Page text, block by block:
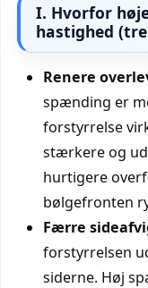
I. Hvorfor
hastighed
Renere
spænding er
forstyrrelse
stærkere og
hurtigere
bølgefronten
Færre
forstyrrelsen
siderne. Høj